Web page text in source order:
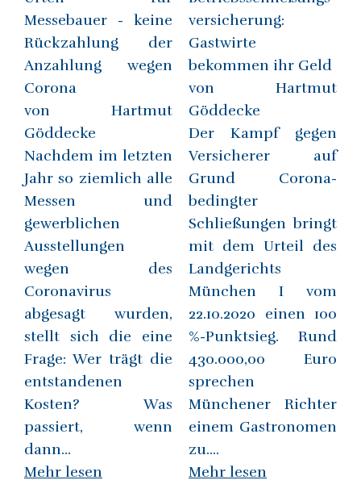
Messebauer - keine
Rückzahlung der
Anzahlung wegen
Corona
von Hartmut
Göddecke
Nachdem im letzten
Jahr so ziemlich alle
Messen und
gewerblichen
Ausstellungen
wegen des
Coronavirus
abgesagt wurden,
stellt sich die eine
Frage: Wer trägt die
entstandenen
Kosten? Was
passiert, wenn
dann...
Mehr lesen
versicherung:
Gastwirte
bekommen ihr Geld
von Hartmut
Göddecke
Der Kampf gegen
Versicherer auf
Grund Corona-
bedingter
Schließungen bringt
mit dem Urteil des
Landgerichts
München I vom
22.10.2020 einen 100
%-Punktsieg. Rund
430.000,00 Euro
sprechen
Münchener Richter
einem Gastronomen
zu....
Mehr lesen